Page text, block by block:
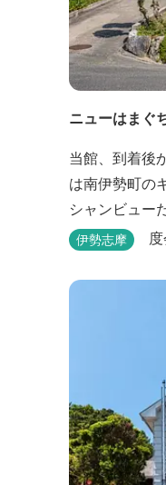
ニューはまぐ
当館、到着後
は南伊勢町の
シャンビュー
礫浦を一望で
からは太平洋
伊勢志摩